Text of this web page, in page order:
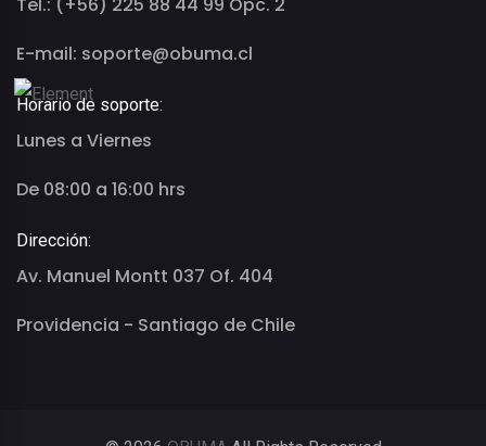
E-mail: soporte@obuma.cl
Horario de soporte:
Lunes a Viernes
De 08:00 a 16:00 hrs
Dirección:
Av. Manuel Montt 037 Of. 404
Providencia - Santiago de Chile